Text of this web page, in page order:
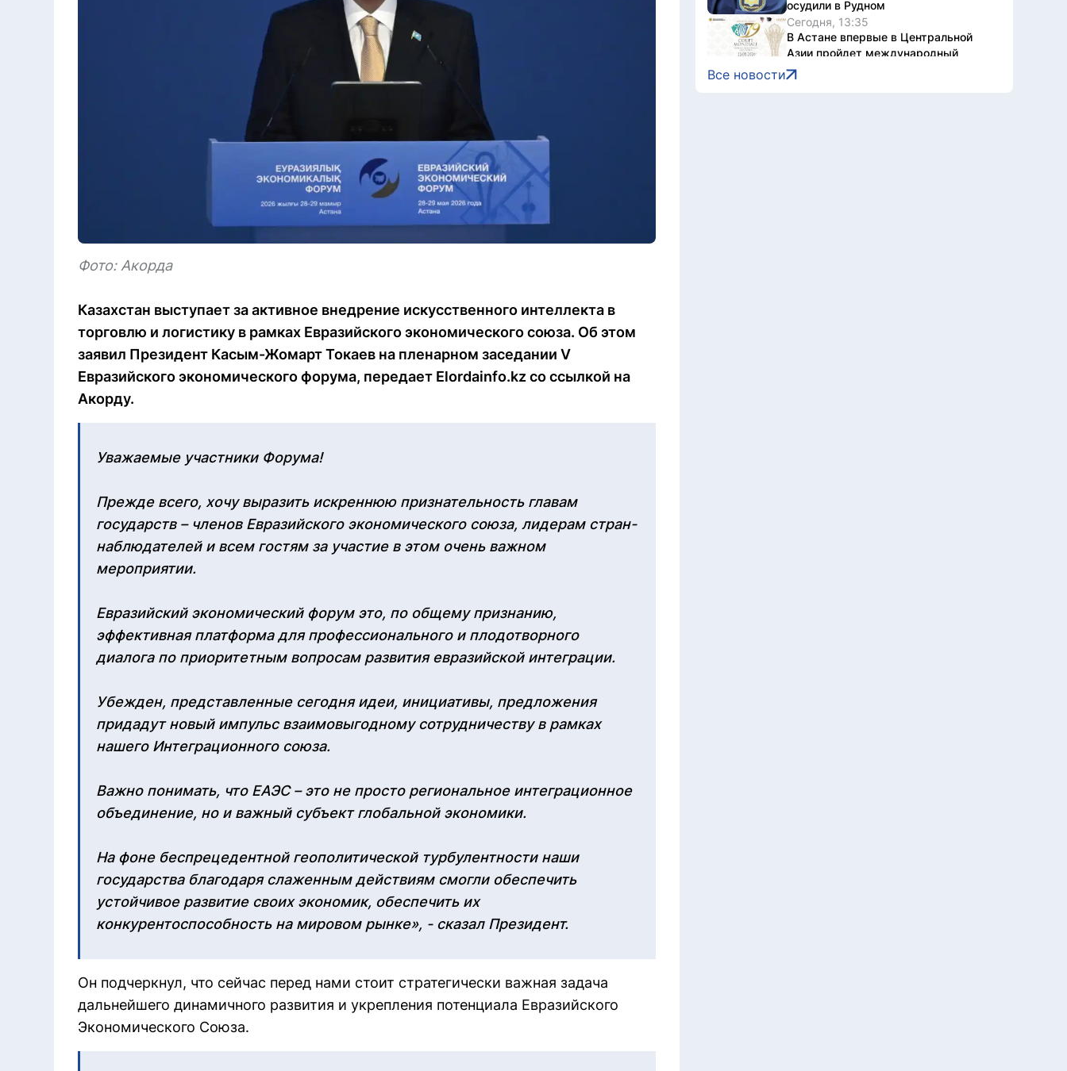
Фото: Акорда
Казахстан выступает за активное внедрение искусственного интеллекта в
торговлю и логистику в рамках Евразийского экономического союза. Об этом
заявил Президент Касым-Жомарт Токаев на пленарном заседании V
Евразийского экономического форума, передает Elordainfo.kz со ссылкой на
Акорду.
Уважаемые участники Форума!
Прежде всего, хочу выразить искреннюю признательность главам
государств – членов Евразийского экономического союза, лидерам стран-
наблюдателей и всем гостям за участие в этом очень важном
мероприятии.
Евразийский экономический форум это, по общему признанию,
эффективная платформа для профессионального и плодотворного
диалога по приоритетным вопросам развития евразийской интеграции.
Убежден, представленные сегодня идеи, инициативы, предложения
придадут новый импульс взаимовыгодному сотрудничеству в рамках
нашего Интеграционного союза.
Важно понимать, что ЕАЭС – это не просто региональное интеграционное
объединение, но и важный субъект глобальной экономики.
На фоне беспрецедентной геополитической турбулентности наши
государства благодаря слаженным действиям смогли обеспечить
устойчивое развитие своих экономик, обеспечить их
конкурентоспособность на мировом рынке», - сказал Президент.
Он подчеркнул, что сейчас перед нами стоит стратегически важная задача
дальнейшего динамичного развития и укрепления потенциала Евразийского
Экономического Союза.
осудили в Рудном
Сегодня, 13:35
В Астане впервые в Центральной
Азии пройдет международный
конкурс Coupe Mondiale
Сегодня, 13:14
Все новости